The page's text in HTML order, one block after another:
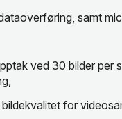
samt
ved 30 bilder per
for